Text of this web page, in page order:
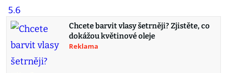
Chcete barvit vlasy šetrněji? Zjistěte, co
dokážou květinové oleje
Reklama